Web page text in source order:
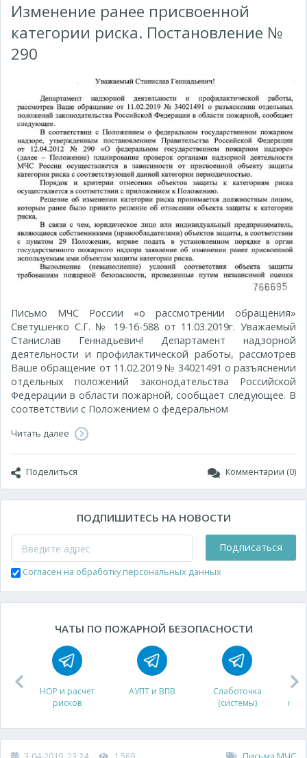
Изменение ранее присвоенной
категории риска. Постановление №
290
Письмо МЧС России «о рассмотрении обращения»
Светушенко С.Г. № 19-16-588 от 11.03.2019г. Уважаемый
Станислав Геннадьевич! Департамент надзорной
деятельности и профилактической работы, рассмотрев
Ваше обращение от 11.02.2019 № 34021491 о разъяснении
отдельных положений законодательства Российской
Федерации в области пожарной, сообщает следующее. В
соответствии с Положением о федеральном
Читать далее
Поделиться Комментарии (0)
ПОДПИШИТЕСЬ НА НОВОСТИ
Подписаться
Согласен на обработку персональных данных
ЧАТЫ ПО ПОЖАРНОЙ БЕЗОПАСНОСТИ
НОР и расчет
рисков
АУПТ и ВПВ
Слаботочка
(системы)